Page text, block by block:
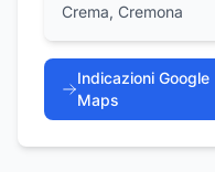
Crema, Cremona
Indicazioni Google
Maps